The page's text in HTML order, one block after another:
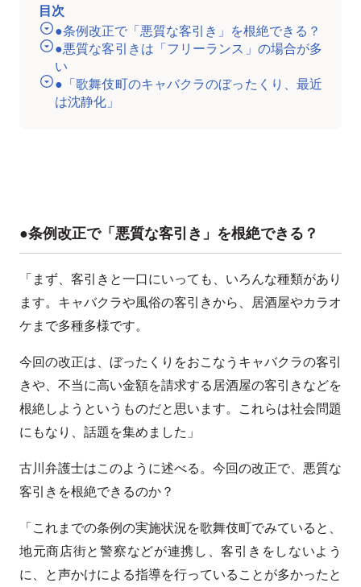
目次
●条例改正で「悪質な客引き」を根絶できる？
●悪質な客引きは「フリーランス」の場合が多
い
●「歌舞伎町のキャバクラのぼったくり、最近
は沈静化」
●条例改正で「悪質な客引き」を根絶できる？
「まず、客引きと一口にいっても、いろんな種類があり
ます。キャバクラや風俗の客引きから、居酒屋やカラオ
ケまで多種多様です。
今回の改正は、ぼったくりをおこなうキャバクラの客引
きや、不当に高い金額を請求する居酒屋の客引きなどを
根絶しようというものだと思います。これらは社会問題
にもなり、話題を集めました」
古川弁護士はこのように述べる。今回の改正で、悪質な
客引きを根絶できるのか？
「これまでの条例の実施状況を歌舞伎町でみていると、
地元商店街と警察などが連携し、客引きをしないよう
に、と声かけによる指導を行っていることが多かったと